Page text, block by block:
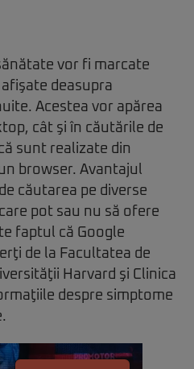
vor fi marcate
deasupra
Acestea vor apărea
cât şi în căutările de
sunt realizate din
browser. Avantajul
căutarea pe diverse
pot sau nu să ofere
faptul că Google
de la Facultatea de
Harvard şi Clinica
despre simptome